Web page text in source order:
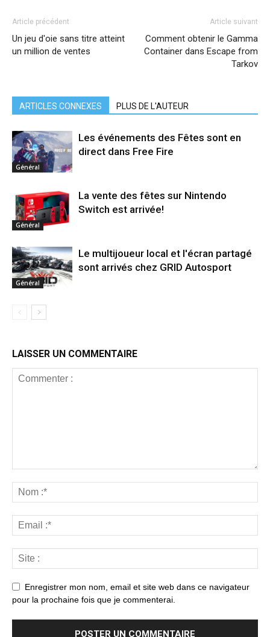
Article précédent
Un jeu d'oie sans titre atteint
un million de ventes
Article suivant
Comment obtenir le Gamma
Container dans Escape from
Tarkov
ARTICLES CONNEXES PLUS DE L'AUTEUR
Général
Les événements des Fêtes sont en
direct dans Free Fire
Général
La vente des fêtes sur Nintendo
Switch est arrivée!
Général
Le multijoueur local et l'écran partagé
sont arrivés chez GRID Autosport
LAISSER UN COMMENTAIRE
Enregistrer mon nom, email et site web dans ce navigateur
pour la prochaine fois que je commenterai.